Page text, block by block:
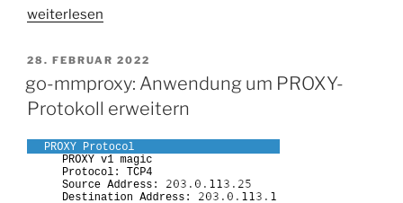
„Health-
Cache
für
HTTP-
Backends“
weiterlesen
VERÖFFENTLICHT
28. FEBRUAR 2022
go-mmproxy: Anwendung um PROXY-
Protokoll erweitern